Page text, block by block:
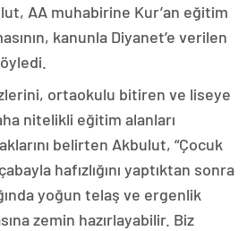
AA muhabirine Kur’an eğitim
kanunla Diyanet’e verilen
ortaokulu bitiren ve liseye
nitelikli eğitim alanları
belirten Akbulut, “Çocuk
hafızlığını yaptıktan sonra
yoğun telaş ve ergenlik
zemin hazırlayabilir. Biz